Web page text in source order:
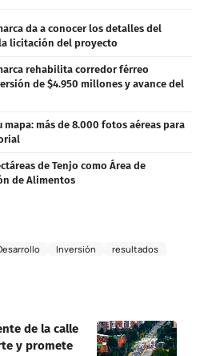
da a conocer los detalles del
licitación del proyecto
rehabilita corredor férreo
de $4.950 millones y avance del
mapa: más de 8.000 fotos aéreas para
de Tenjo como Área de
de Alimentos
Inversión resultados
de la calle
y promete